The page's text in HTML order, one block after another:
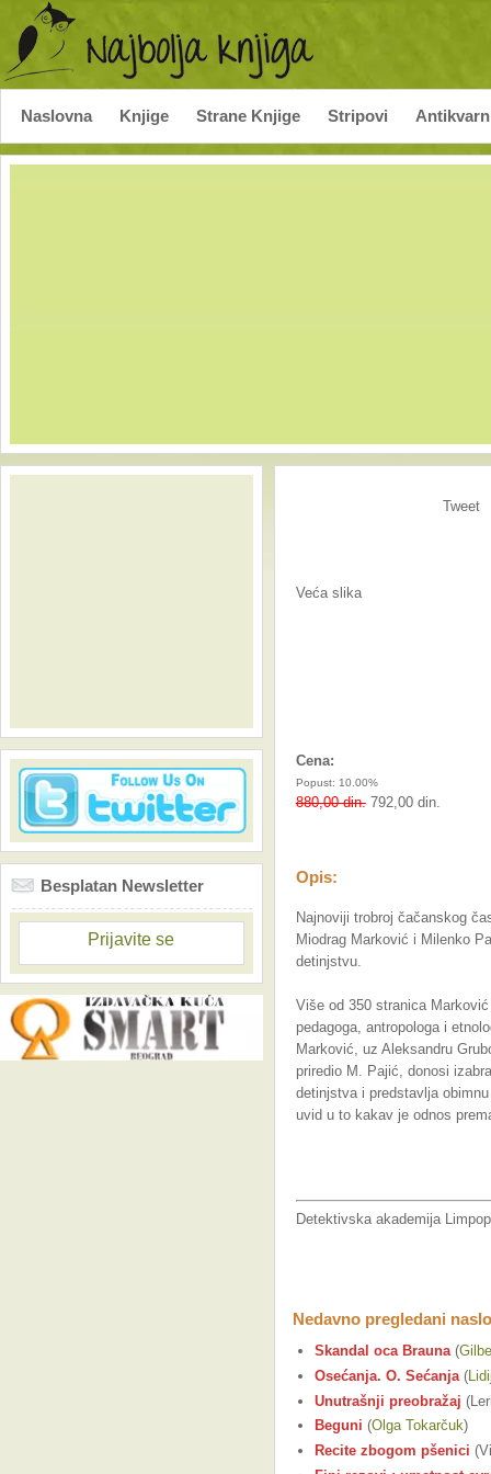
Naslovna Knjige Strane Knjige Stripovi
Tweet
Veća slika
Cena:
Popust: 10.00%
880,00 din. 792,00 din.
Opis:
Najnoviji trobroj čačanskog
Miodrag Marković i Milenko
detinjstvu.
Više od 350 stranica
pedagoga, antropologa i
Marković, uz Aleksandru
priredio M. Pajić, donosi
detinjstva i predstavlja
uvid u to kakav je odnos
Detektivska akademija
Nedavno pregledani
Skandal oca Brauna (
Osećanja. O. Sećanja (
Unutrašnji preobražaj
Beguni (Olga Tokarčuk)
Recite zbogom pšenici
Besplatan Newsletter
Prijavite se